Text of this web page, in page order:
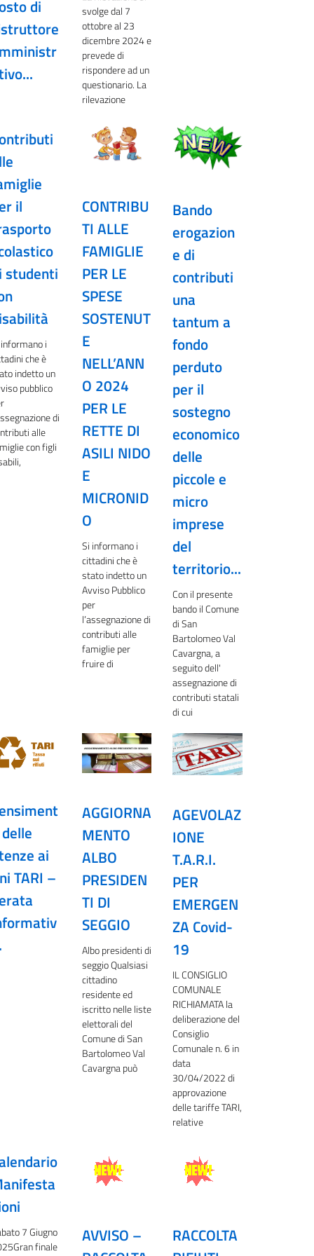
di
svolge dal 7
ottobre al 23
dicembre 2024 e
prevede di
rispondere ad un
questionario. La
rilevazione
il
studenti
i
che è
indetto un
pubblico
di
alle
con figli
CONTRIBU
TI ALLE
FAMIGLIE
PER LE
SPESE
SOSTENUT
E
NELL’ANN
O 2024
PER LE
RETTE DI
ASILI NIDO
E
MICRONID
O
Si informano i
cittadini che è
stato indetto un
Avviso Pubblico
per
l’assegnazione di
contributi alle
famiglie per
fruire di
Bando
erogazion
e di
contributi
una
tantum a
fondo
perduto
per il
sostegno
economico
delle
piccole e
micro
imprese
del
territorio...
Con il presente
bando il Comune
di San
Bartolomeo Val
Cavargna, a
seguito dell'
assegnazione di
contributi statali
di cui
ai
TARI –
AGGIORNA
MENTO
ALBO
PRESIDEN
TI DI
SEGGIO
Albo presidenti di
seggio Qualsiasi
cittadino
residente ed
iscritto nelle liste
elettorali del
Comune di San
Bartolomeo Val
Cavargna può
AGEVOLAZ
IONE
T.A.R.I.
PER
EMERGEN
ZA Covid-
19
IL CONSIGLIO
COMUNALE
RICHIAMATA la
deliberazione del
Consiglio
Comunale n. 6 in
data
30/04/2022 di
approvazione
delle tariffe TARI,
relative
7 Giugno
finale
AVVISO –
RACCOLTA